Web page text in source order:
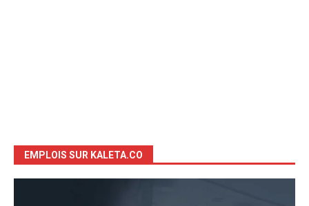
EMPLOIS SUR KALETA.CO